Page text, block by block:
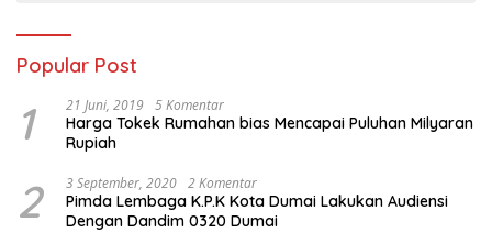
Popular Post
1 21 Juni, 2019 5 Komentar
Harga Tokek Rumahan bias Mencapai Puluhan Milyaran
Rupiah
2 3 September, 2020 2 Komentar
Pimda Lembaga K.P.K Kota Dumai Lakukan Audiensi
Dengan Dandim 0320 Dumai